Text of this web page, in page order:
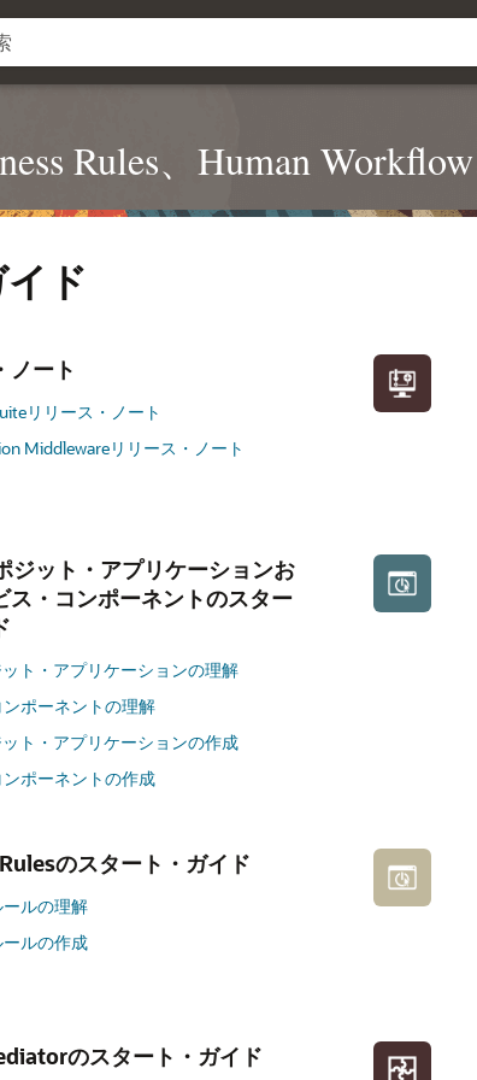
Rules、Human
ド
ノート
リリース・ノート
Middlewareリリース・ノート
ジット・アプリケーションお
ス・コンポーネントのスター
ト・アプリケーションの理解
ポーネントの理解
ト・アプリケーションの作成
ポーネントの作成
のスタート・ガイド
ルの理解
ルの作成
のスタート・ガイド